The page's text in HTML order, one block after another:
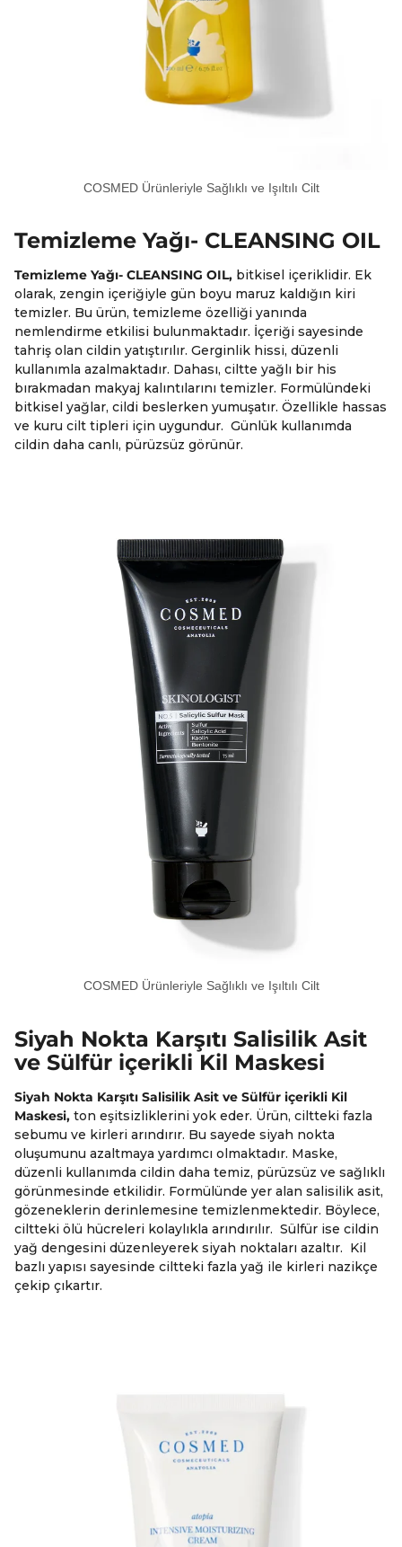
COSMED Ürünleriyle Sağlıklı ve Işıltılı Cilt
Temizleme Yağı- CLEANSING OIL
Temizleme Yağı- CLEANSING OIL, bitkisel içeriklidir. Ek
olarak, zengin içeriğiyle gün boyu maruz kaldığın kiri
temizler. Bu ürün, temizleme özelliği yanında
nemlendirme etkilisi bulunmaktadır. İçeriği sayesinde
tahriş olan cildin yatıştırılır. Gerginlik hissi, düzenli
kullanımla azalmaktadır. Dahası, ciltte yağlı bir his
bırakmadan makyaj kalıntılarını temizler. Formülündeki
bitkisel yağlar, cildi beslerken yumuşatır. Özellikle hassas
ve kuru cilt tipleri için uygundur. Günlük kullanımda
cildin daha canlı, pürüzsüz görünür.
COSMED Ürünleriyle Sağlıklı ve Işıltılı Cilt
Siyah Nokta Karşıtı Salisilik Asit
ve Sülfür içerikli Kil Maskesi
Siyah Nokta Karşıtı Salisilik Asit ve Sülfür içerikli Kil
Maskesi, ton eşitsizliklerini yok eder. Ürün, ciltteki fazla
sebumu ve kirleri arındırır. Bu sayede siyah nokta
oluşumunu azaltmaya yardımcı olmaktadır. Maske,
düzenli kullanımda cildin daha temiz, pürüzsüz ve sağlıklı
görünmesinde etkilidir. Formülünde yer alan salisilik asit,
gözeneklerin derinlemesine temizlenmektedir. Böylece,
ciltteki ölü hücreleri kolaylıkla arındırılır. Sülfür ise cildin
yağ dengesini düzenleyerek siyah noktaları azaltır. Kil
bazlı yapısı sayesinde ciltteki fazla yağ ile kirleri nazikçe
çekip çıkartır.